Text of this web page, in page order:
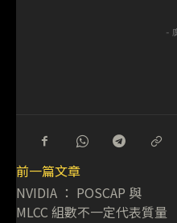
-
前一篇文章
NVIDIA ： POSCAP 與
MLCC 組數不一定代表質量